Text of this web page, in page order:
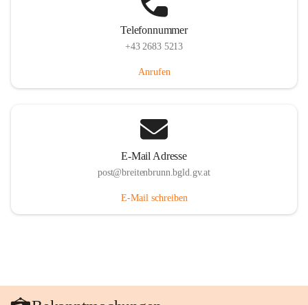
Telefonnummer
+43 2683 5213
Anrufen
E-Mail Adresse
post@breitenbrunn.bgld.gv.at
E-Mail schreiben